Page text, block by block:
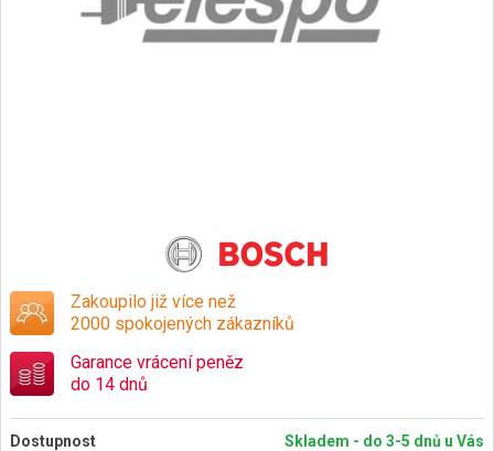
Zakoupilo již více než
2000 spokojených zákazníků
Garance vrácení peněz
do 14 dnů
Dostupnost Skladem - do 3-5 dnů u Vás